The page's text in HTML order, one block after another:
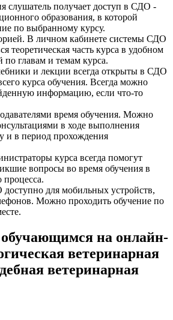
слушатель получает доступ в СДО -
образования, в которой
по выбранному курсу.
В личном кабинете системы СДО
теоретическая часть курса в удобном
по главам и темам курса.
и лекции всегда открыты в СДО
курса обучения. Всегда можно
информацию, если что-то
время обучения. Можно
в ходе выполнения
и в период прохождения
курса всегда помогут
вопросы во время обучения в
процесса.
для мобильных устройств,
Можно проходить обучение по
на онлайн-
ветеринарная
ветеринарная